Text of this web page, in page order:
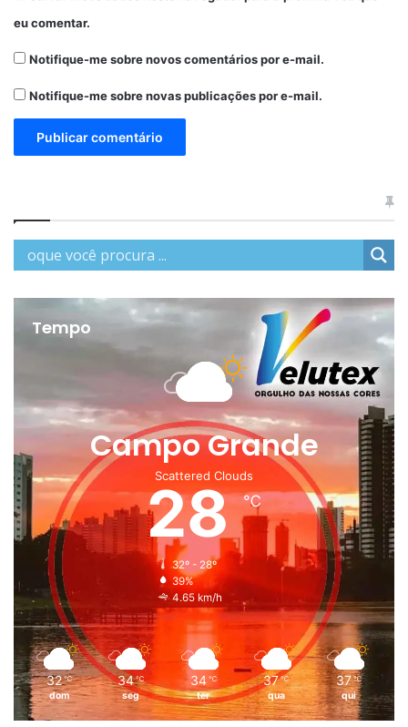
eu comentar.
Notifique-me sobre novos comentários por e-mail.
Notifique-me sobre novas publicações por e-mail.
Tempo
Campo Grande
Scattered Clouds
28℃
32º - 28º
39%
4.65 km/h
32 ℃
dom
34 ℃
seg
34 ℃
ter
37 ℃
qua
37 ℃
qui